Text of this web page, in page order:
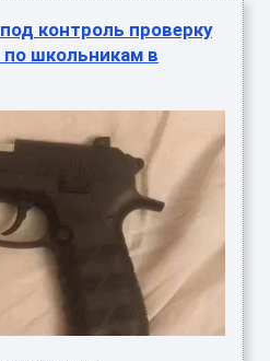
контроль проверку
школьникам в